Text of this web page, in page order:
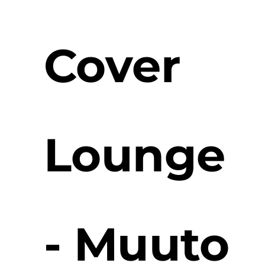
Cover
Lounge
- Muuto